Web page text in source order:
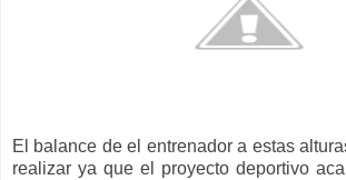
El balance de el entrenador a estas
realizar ya que el proyecto deportivo